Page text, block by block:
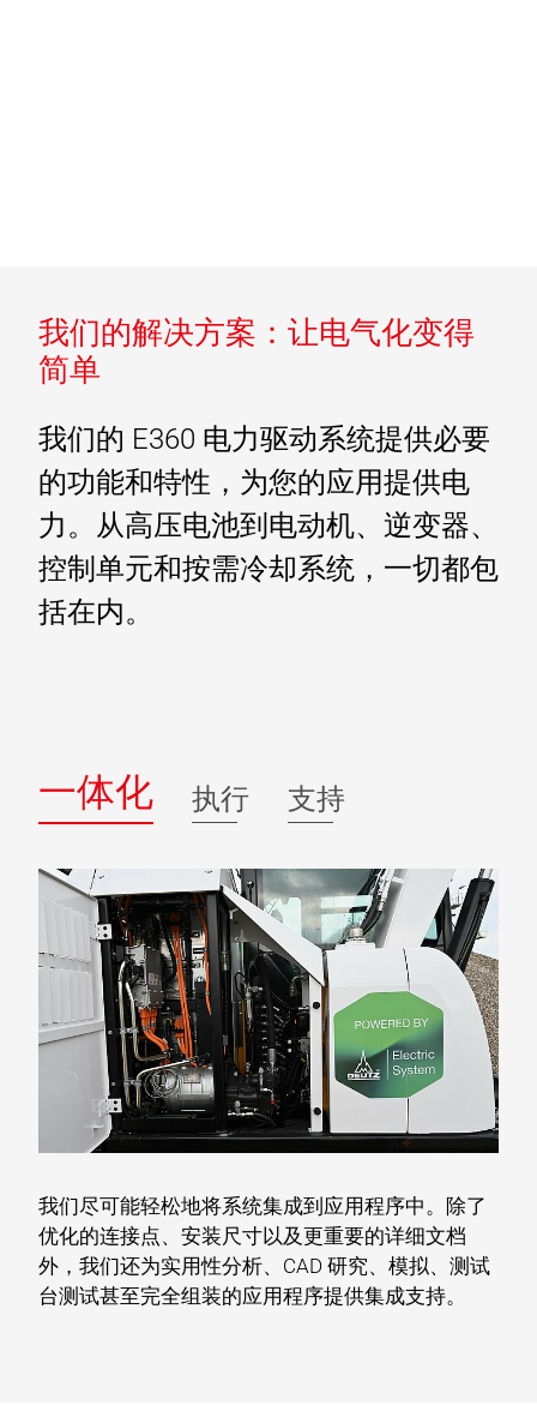
我们的解决方案：让电气化变得
简单
我们的 E360 电力驱动系统提供必要
的功能和特性，为您的应用提供电
力。从高压电池到电动机、逆变器、
控制单元和按需冷却系统，一切都包
括在内。
一体化 执行 支持
我们尽可能轻松地将系统集成到应用程序中。除了
优化的连接点、安装尺寸以及更重要的详细文档
外，我们还为实用性分析、CAD 研究、模拟、测试
台测试甚至完全组装的应用程序提供集成支持。